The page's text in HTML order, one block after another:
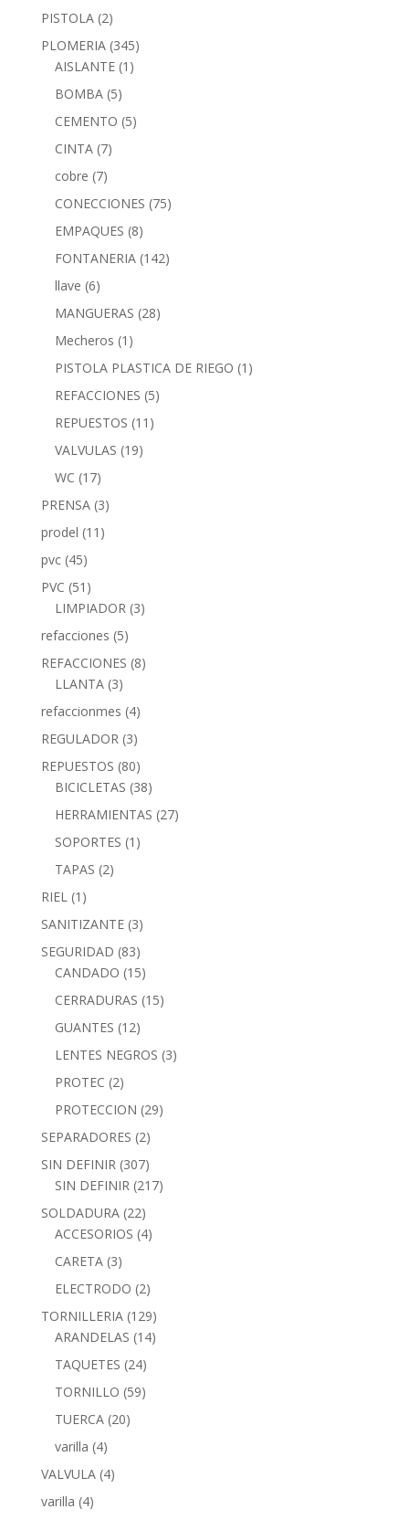
PISTOLA (2)
PLOMERIA (345)
AISLANTE (1)
BOMBA (5)
CEMENTO (5)
CINTA (7)
cobre (7)
CONECCIONES (75)
EMPAQUES (8)
FONTANERIA (142)
llave (6)
MANGUERAS (28)
Mecheros (1)
PISTOLA PLASTICA DE RIEGO (1)
REFACCIONES (5)
REPUESTOS (11)
VALVULAS (19)
WC (17)
PRENSA (3)
prodel (11)
pvc (45)
PVC (51)
LIMPIADOR (3)
refacciones (5)
REFACCIONES (8)
LLANTA (3)
refaccionmes (4)
REGULADOR (3)
REPUESTOS (80)
BICICLETAS (38)
HERRAMIENTAS (27)
SOPORTES (1)
TAPAS (2)
RIEL (1)
SANITIZANTE (3)
SEGURIDAD (83)
CANDADO (15)
CERRADURAS (15)
GUANTES (12)
LENTES NEGROS (3)
PROTEC (2)
PROTECCION (29)
SEPARADORES (2)
SIN DEFINIR (307)
SIN DEFINIR (217)
SOLDADURA (22)
ACCESORIOS (4)
CARETA (3)
ELECTRODO (2)
TORNILLERIA (129)
ARANDELAS (14)
TAQUETES (24)
TORNILLO (59)
TUERCA (20)
varilla (4)
VALVULA (4)
varilla (4)